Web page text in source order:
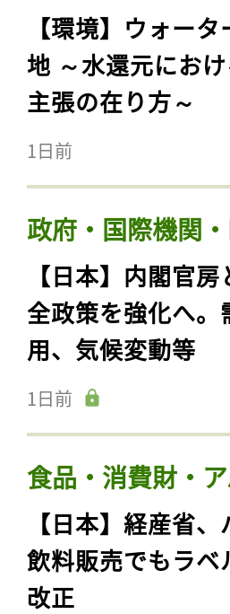
【環境】ウォー
地 ～水還元にお
主張の在り方～
1日前
政府・国際機関
【日本】内閣官
全政策を強化へ
用、気候変動等
1日前
食品・消費財・
【日本】経産省
飲料販売でもラ
改正